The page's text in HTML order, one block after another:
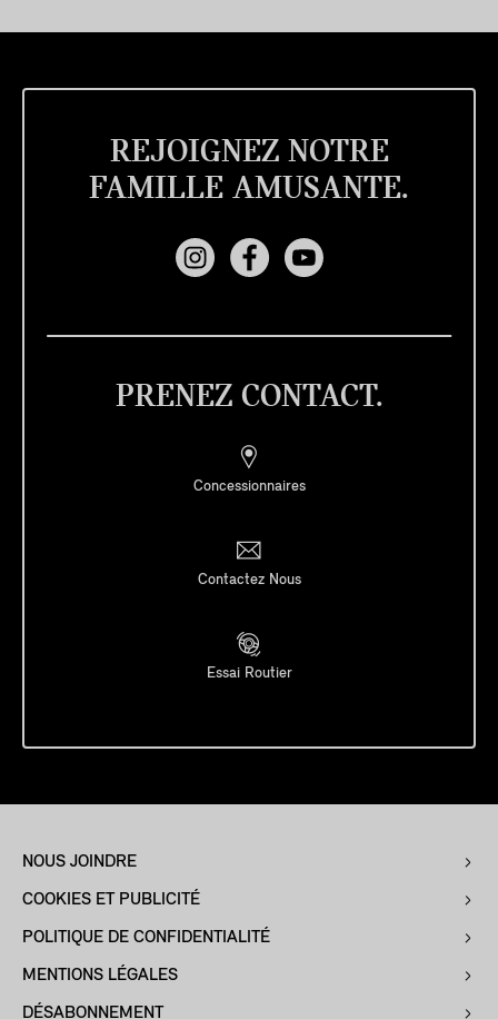
REJOIGNEZ NOTRE
FAMILLE AMUSANTE.
PRENEZ CONTACT.
Concessionnaires
Contactez Nous
Essai Routier
NOUS JOINDRE
COOKIES ET PUBLICITÉ
POLITIQUE DE CONFIDENTIALITÉ
MENTIONS LÉGALES
DÉSABONNEMENT